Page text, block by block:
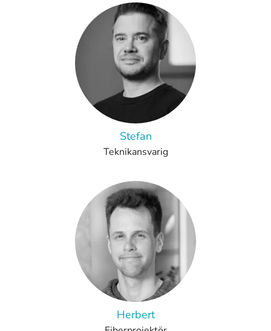
Stefan
Teknikansvarig
Herbert